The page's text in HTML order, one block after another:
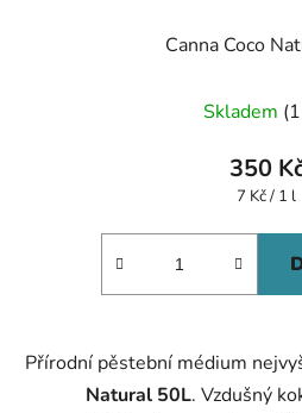
Canna Coco
Skladem
350
Měrná
7 Kč / 1 l
Přírodní pěstební médium
Natural 50L. Vzdušný